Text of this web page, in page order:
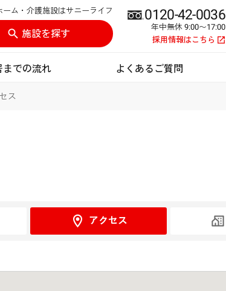
ーム・介護施設はサニーライフ
施設を探す
0120-42-0036
年中無休 9:00〜17:00
採用情報はこちら
までの流れ よくあるご質問
ス
アクセス